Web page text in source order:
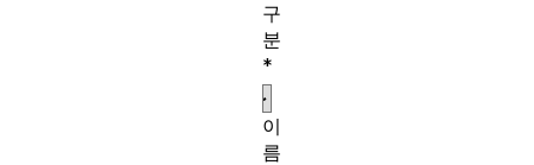
구
분
*
이
름